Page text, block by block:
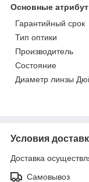
Основные
Гарантийный срок
Тип оптики
Производитель
Состояние
Диаметр линзы
Условия
Доставка
Самовывоз